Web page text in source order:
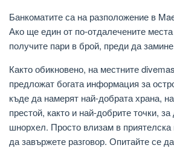
Банкоматите са на разположение в
Ако ще един от по-отдалечените
получите пари в брой, преди да
Както обикновено, на местните
предложат богата информация за
къде да намерят най-добрата храна,
престой, както и най-добрите точки, за
шнорхел. Просто влизам в приятелска
да завържете разговор. Опитайте се